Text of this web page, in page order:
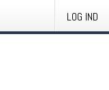
LOG IND